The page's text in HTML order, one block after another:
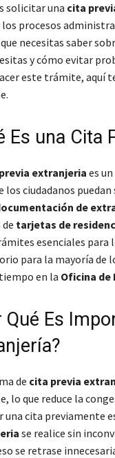
solicitar una cita
procesos
necesitas saber
y cómo evitar
este trámite, aquí
Es una Cita
extranjeria es
los ciudadanos
de
tarjetas de
esenciales para
para la mayoría de
en la Oficina de
Qué Es
de cita previa
lo que reduce la
una cita previamente
se realice sin
se retrase